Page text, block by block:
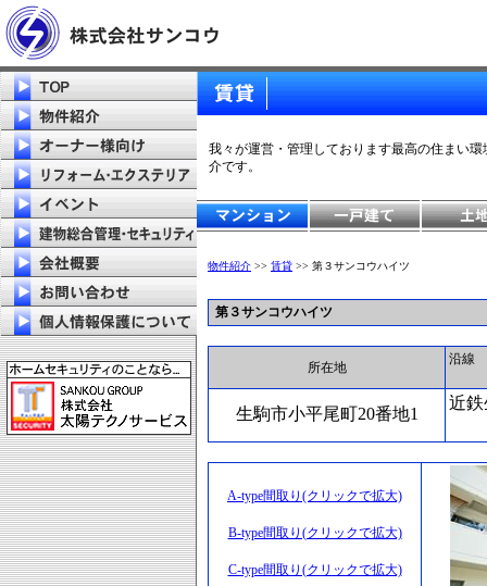
我々が運営・管理しております最高の住まい
介です。
物件紹介 >> 賃貸 >> 第３サンコウハイツ
第３サンコウハイツ
所在地
沿線
生駒市小平尾町20番地1
近
A-type間取り(クリックで拡大)
B-type間取り(クリックで拡大)
C-type間取り(クリックで拡大)